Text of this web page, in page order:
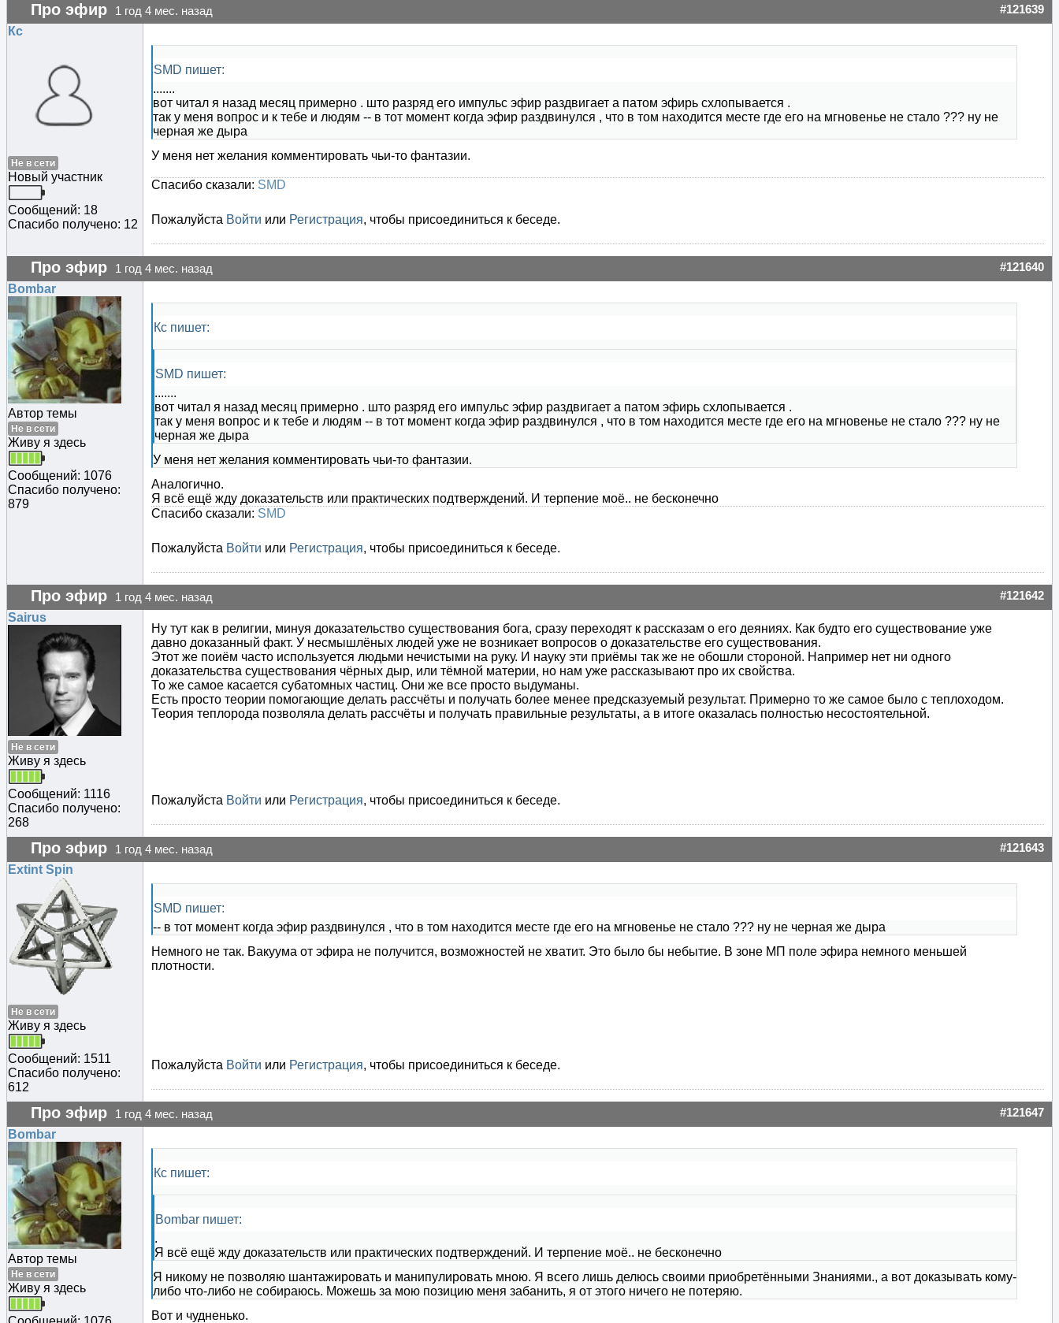
Про эфир 1 год 4 мес. назад #121639
Кс
Не в сети
Новый участник
Сообщений: 18
Спасибо получено: 12
SMD пишет:
.......
вот читал я назад месяц примерно . што разряд его импульс эфир раздвигает а патом эфирь схлопывается .
так у меня вопрос и к тебе и людям -- в тот момент когда эфир раздвинулся , что в том находится месте где его на мгновенье не стало ??? ну не
черная же дыра
У меня нет желания комментировать чьи-то фантазии.
Спасибо сказали: SMD
Пожалуйста Войти или Регистрация, чтобы присоединиться к беседе.
Про эфир 1 год 4 мес. назад #121640
Bombar
Автор темы
Не в сети
Живу я здесь
Сообщений: 1076
Спасибо получено:
879
Кс пишет:
SMD пишет:
.......
вот читал я назад месяц примерно . што разряд его импульс эфир раздвигает а патом эфирь схлопывается .
так у меня вопрос и к тебе и людям -- в тот момент когда эфир раздвинулся , что в том находится месте где его на мгновенье не стало ??? ну не
черная же дыра
У меня нет желания комментировать чьи-то фантазии.
Аналогично.
Я всё ещё жду доказательств или практических подтверждений. И терпение моё.. не бесконечно
Спасибо сказали: SMD
Пожалуйста Войти или Регистрация, чтобы присоединиться к беседе.
Про эфир 1 год 4 мес. назад #121642
Sairus
Не в сети
Живу я здесь
Сообщений: 1116
Спасибо получено:
268
Ну тут как в религии, минуя доказательство существования бога, сразу переходят к рассказам о его деяниях. Как будто его существование уже
давно доказанный факт. У несмышлёных людей уже не возникает вопросов о доказательстве его существования.
Этот же поиём часто используется людьми нечистыми на руку. И науку эти приёмы так же не обошли стороной. Например нет ни одного
доказательства существования чёрных дыр, или тёмной материи, но нам уже рассказывают про их свойства.
То же самое касается субатомных частиц. Они же все просто выдуманы.
Есть просто теории помогающие делать рассчёты и получать более менее предсказуемый результат. Примерно то же самое было с теплоходом.
Теория теплорода позволяла делать рассчёты и получать правильные результаты, а в итоге оказалась полностью несостоятельной.
Пожалуйста Войти или Регистрация, чтобы присоединиться к беседе.
Про эфир 1 год 4 мес. назад #121643
Extint Spin
Не в сети
Живу я здесь
Сообщений: 1511
Спасибо получено:
612
SMD пишет:
-- в тот момент когда эфир раздвинулся , что в том находится месте где его на мгновенье не стало ??? ну не черная же дыра
Немного не так. Вакуума от эфира не получится, возможностей не хватит. Это было бы небытие. В зоне МП поле эфира немного меньшей
плотности.
Пожалуйста Войти или Регистрация, чтобы присоединиться к беседе.
Про эфир 1 год 4 мес. назад #121647
Bombar
Автор темы
Не в сети
Живу я здесь
Кс пишет:
Bombar пишет:
.
Я всё ещё жду доказательств или практических подтверждений. И терпение моё.. не бесконечно
Я никому не позволяю шантажировать и манипулировать мною. Я всего лишь делюсь своими приобретёнными Знаниями., а вот доказывать кому-
либо что-либо не собираюсь. Можешь за мою позицию меня забанить, я от этого ничего не потеряю.
Вот и чудненько.